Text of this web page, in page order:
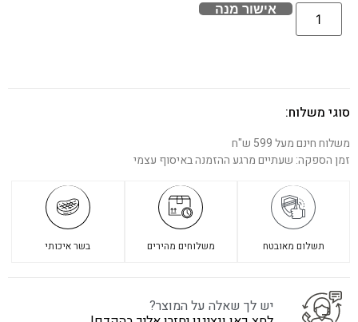
אישור מנה
סוגי משלוח:
משלוח חינם מעל 599 ש"ח
זמן הספקה: שעתיים מרגע ההזמנה באיסוף עצמי
תשלום מאובטח משלוחים מהירים בשר איכותי
יש לך שאלה על המוצר?